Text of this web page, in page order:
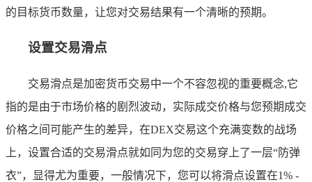
的目标货币数量，让您对交易结果有一个清晰的预期。
设置交易滑点
交易滑点是加密货币交易中一个不容忽视的重要概念,它
指的是由于市场价格的剧烈波动，实际成交价格与您预期成交
价格之间可能产生的差异，在DEX交易这个充满变数的战场
上，设置合适的交易滑点就如同为您的交易穿上了一层“防弹
衣”，显得尤为重要，一般情况下，您可以将滑点设置在1% -